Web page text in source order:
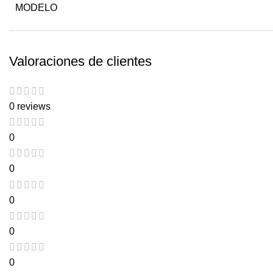
MODELO
Valoraciones de clientes
0 reviews
0
0
0
0
0